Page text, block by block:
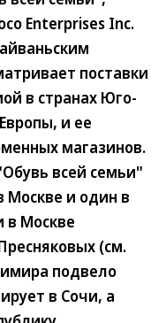
Enterprises Inc.
поставки
в странах Юго-
и ее
магазинов.
всей семьи"
Москве и один в
в Москве
(см.
подвело
в Сочи, а